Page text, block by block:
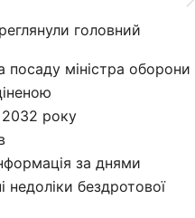
головний
посаду міністра оборони
2032 року
за днями
недоліки бездротової